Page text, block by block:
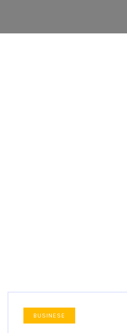
BUSINESE